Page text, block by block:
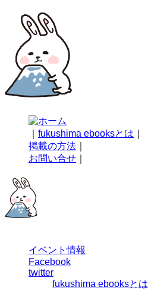
fukushima ebooksとは
掲載の方法
お問い合せ
イベント情報
Facebook
twitter
fukushima ebooksとは